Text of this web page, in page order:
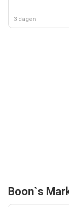
3 dagen
Boon`s